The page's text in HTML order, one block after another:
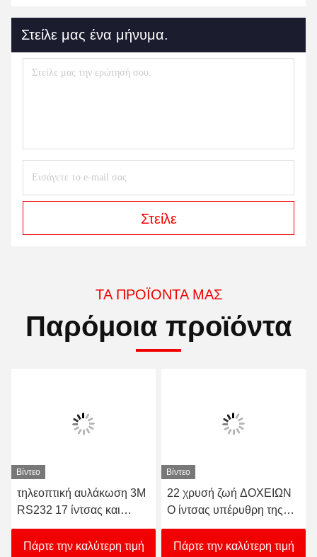
Τηλεφώνημα:
Στείλε μας ένα μήνυμα.
Στείλε
Παρόμοια προϊόντα